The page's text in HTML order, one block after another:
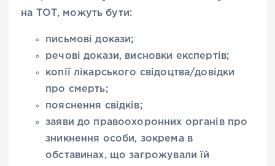
на ТОТ, можуть бути:
письмові докази;
речові докази, висновки експертів;
копії лікарського свідоцтва/довідки
про смерть;
пояснення свідків;
заяви до правоохоронних органів про
зникнення особи, зокрема в
обставинах, що загрожували їй